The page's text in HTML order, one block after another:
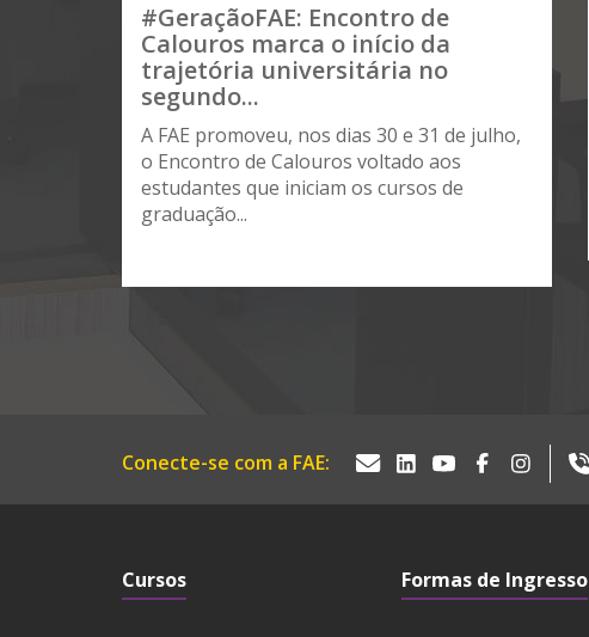
#GeraçãoFAE: Encontro de
Calouros marca o início da
trajetória universitária no
segundo...
A FAE promoveu, nos dias 30 e 31 de julho,
o Encontro de Calouros voltado aos
estudantes que iniciam os cursos de
graduação...
Conecte-se com a FAE:
Cursos Formas de Ingresso